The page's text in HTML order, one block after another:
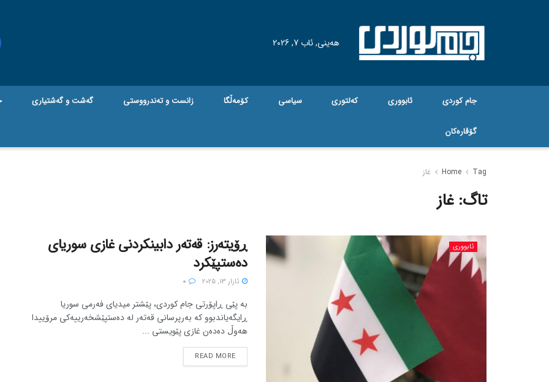
هه‌ینی, ئاب 7, 2026
جام کوردی ئابووری کەلتوری سیاسی کۆمەڵگا زانست و تەندرووستی گه‌شت و گه‌شتیاری
گۆڤاره‌کان
Home Tag غاز
تاگ:غاز
ئابووری
ڕۆیتەرز: قەتەر دابینکردنی غازی سوریای
دەستپێکرد
ئازار 13, 2025
بە پێی ڕاپۆرتی جام کوردی، پێشتر میدیای فەرمی سوریا
ڕایگەیاندبوو کە بەرپرسانی قەتەر لە دەستپێشخەرییەکی مرۆییدا
هەوڵ دەدەن غازی پێویستی ...
READ MORE